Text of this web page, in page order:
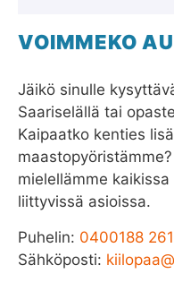
VOIMMEKO
Jäikö sinulle
Saariselällä tai
Kaipaatko kenties
mielellämme
liittyvissä asioissa.
Puhelin: 0400188 261
Sähköposti: